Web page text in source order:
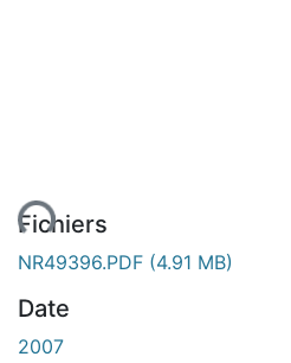
Fichiers
NR49396.PDF (4.91 MB)
Date
2007